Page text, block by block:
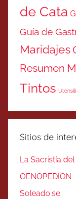
de Cata
Guía de
Maridajes
Resumen
Tintos
Sitios de
La Sacristía
OENOPEDION
Soleado.se